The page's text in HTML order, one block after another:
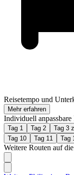
Reisetempo und
Mehr erfahren
Individuell anpassbare
Tag 1 Tag 2 Tag 3
Tag 10
Tag 11 Tag
Weitere Routen auf